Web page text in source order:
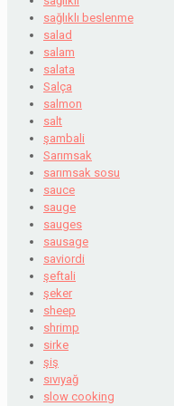
sağlıklı beslenme
salad
salam
salata
Salça
salmon
salt
şambali
Sarımsak
sarımsak sosu
sauce
sauge
sauges
sausage
saviordi
şeftali
şeker
sheep
shrimp
sirke
şiş
sıvıyağ
slow cooking